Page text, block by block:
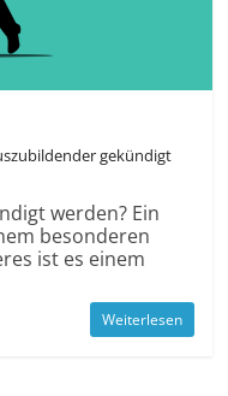
gekündigt
werden? Ein
besonderen
ist es einem
Weiterlesen